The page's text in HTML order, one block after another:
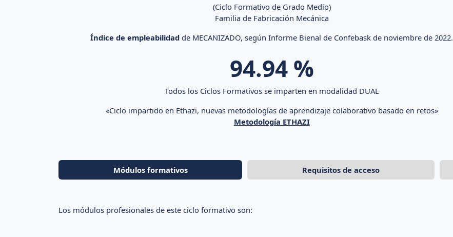
(Ciclo Formativo de Grado Medio)
Familia de Fabricación Mecánica
Índice de empleabilidad de MECANIZADO, según Informe Bienal de Confebask de noviembre de 2022.
94.94%
Todos los Ciclos Formativos se imparten en modalidad DUAL
«Ciclo impartido en Ethazi, nuevas metodologías de aprendizaje colaborativo basado en retos»
Metodología ETHAZI
Módulos formativos Requisitos de acceso
Los módulos profesionales de este ciclo formativo son: